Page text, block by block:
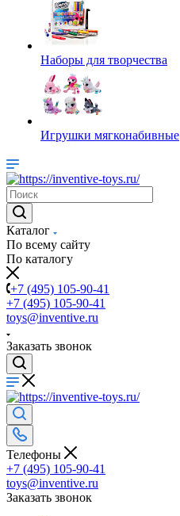
Наборы для творчества
Игрушки мягконабивные
Каталог
По всему сайту
По каталогу
+7 (495) 105-90-41
+7 (495) 105-90-41
toys@inventive.ru
Заказать звонок
Телефоны
+7 (495) 105-90-41
toys@inventive.ru
Заказать звонок